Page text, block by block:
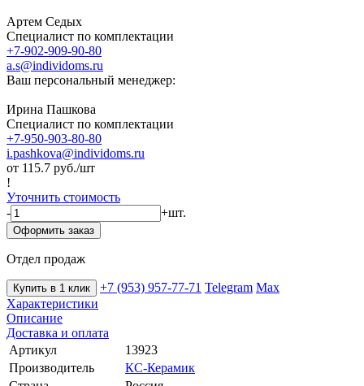
Артем Седых
Специалист по комплектации
+7-902-909-90-80
a.s@individoms.ru
Ваш персональный менеджер:
Ирина Пашкова
Специалист по комплектации
+7-950-903-80-80
i.pashkova@individoms.ru
от 115.7 руб./шт
!
Уточнить стоимость
-
+шт.
Оформить заказ
Отдел продаж
Купить в 1 клик +7 (953) 957-77-71 Telegram Max
Характеристики
Описание
Доставка и оплата
Артикул
13923
Производитель
КС-Керамик